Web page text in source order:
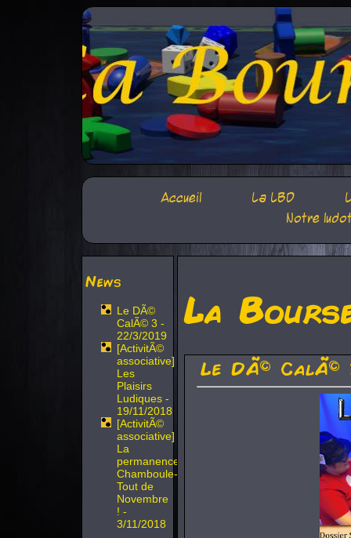
Accueil La LBD
Notre
News
Le DÃ©
CalÃ© 3 -
22/3/2019
[ActivitÃ©
associative]
Les
Plaisirs
Ludiques -
19/11/2018
[ActivitÃ©
associative]
La
permanence
Chamboule-
Tout de
Novembre
! -
3/11/2018
La
Le DÃ© CalÃ©